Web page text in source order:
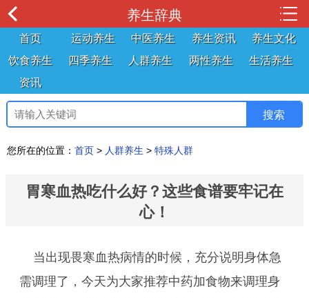
养生辞典
首页 运动养生 中医养生 养生资讯
养生文化
饮食养生
四季养生 人群养生 两性养生
生活养生
资讯
您所在的位置： 首页 > 人群养生 > 特殊人群
胃寒血热吃什么好？这些食谱要牢记在
心！
当出现畏寒血热病情的时候，充分说明身体急
需调理了，今天为大家推荐中药加食物来调理身